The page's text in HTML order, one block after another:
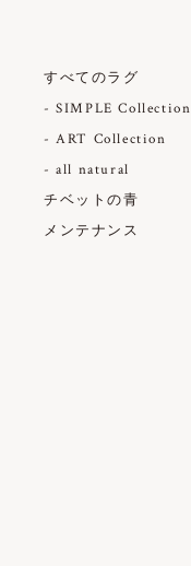
すべてのラグ
- SIMPLE Collection
- ART Collection
- all natural
チベットの青
メンテナンス